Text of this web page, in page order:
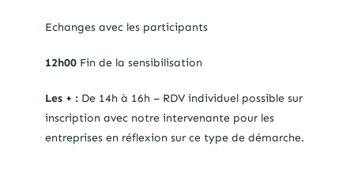
Echanges avec les participants
12h00Fin de la sensibilisation
Les + : De 14h à 16h – RDV individuel possible sur
inscription avec notre intervenante pour les
entreprises en réflexion sur ce type de démarche.